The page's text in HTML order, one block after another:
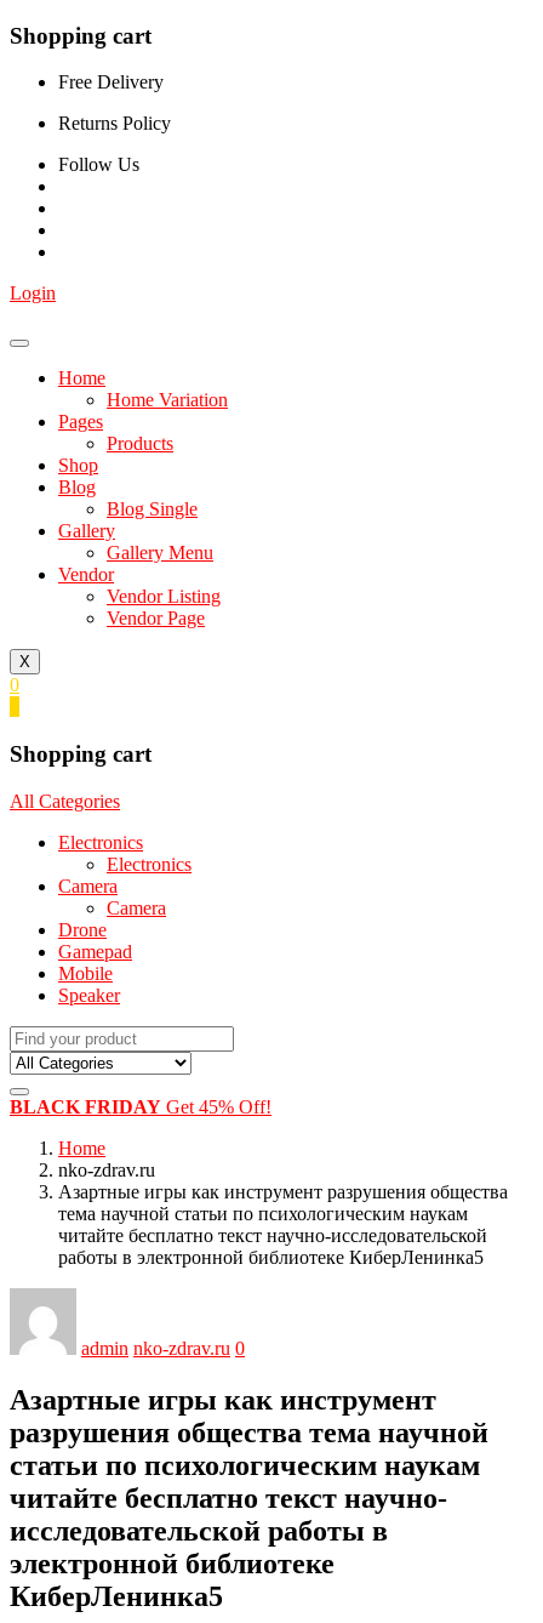
Shopping cart
Free Delivery
Returns Policy
Follow Us
Login
Home
Home Variation
Pages
Products
Shop
Blog
Blog Single
Gallery
Gallery Menu
Vendor
Vendor Listing
Vendor Page
X
0
Shopping cart
All Categories
Electronics
Electronics
Camera
Camera
Drone
Gamepad
Mobile
Speaker
BLACK FRIDAY Get 45% Off!
Home
nko-zdrav.ru
Азартные игры как инструмент разрушения общества
тема научной статьи по психологическим наукам
читайте бесплатно текст научно-исследовательской
работы в электронной библиотеке КиберЛенинка5
admin nko-zdrav.ru 0
Азартные игры как инструмент
разрушения общества тема научной
статьи по психологическим наукам
читайте бесплатно текст научно-
исследовательской работы в
электронной библиотеке
КиберЛенинка5